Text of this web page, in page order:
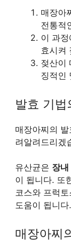
매장아
전통적
이 과
효시켜
젖산이
징적인
발효 기법
매장아찌의
려알려드리겠
유산균은 장내
이 됩니다. 또
코스와 프럭
도움이 됩니다.
매장아찌